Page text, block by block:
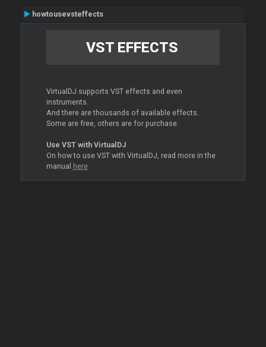
howtousevsteffects
VST EFFECTS
VirtualDJ supports VST effects and even
instruments.
And there are thousands of available effects.
Some are free, others are for purchase.
Use VST with VirtualDJ
On how to use VST with VirtualDJ, read more in the
manual
here